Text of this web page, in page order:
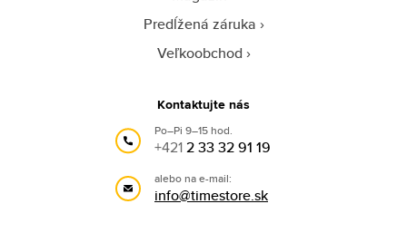
Predĺžená záruka
Veľkoobchod
Kontaktujte nás
Po–Pi 9–15 hod.
+4212 33 32 91 19
alebo na e-mail:
info@timestore.sk